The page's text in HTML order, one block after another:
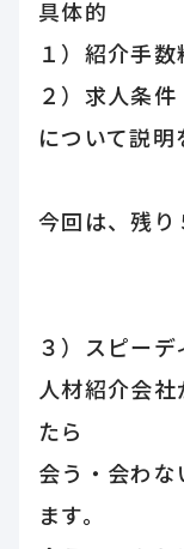
具体的
１）紹介手数
２）求人条件
について説明
今回は、残り
３）スピー
人材紹介会
たら
会う・会わ
ます。